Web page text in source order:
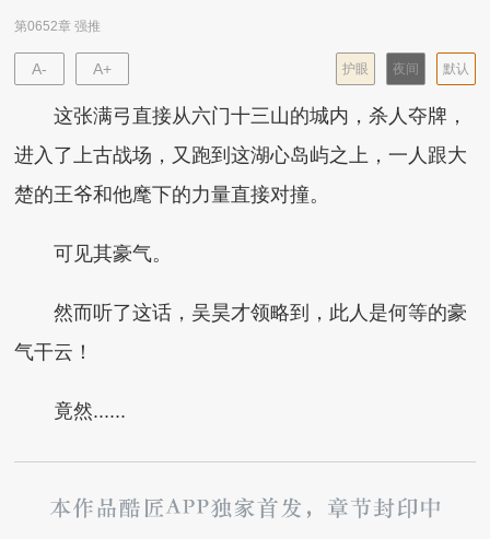
第0652章 强推
A- A+ 默认
夜间
护眼
这张满弓直接从六门十三山的城内，杀人夺牌，
进入了上古战场，又跑到这湖心岛屿之上，一人跟大
楚的王爷和他麾下的力量直接对撞。
可见其豪气。
然而听了这话，吴昊才领略到，此人是何等的豪
气干云！
竟然......